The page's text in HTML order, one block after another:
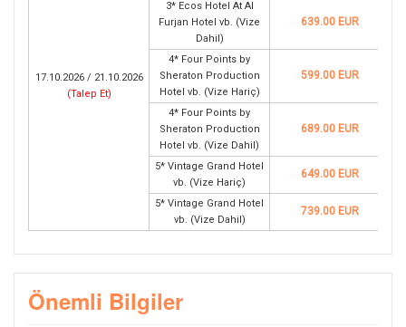
17.10.2026 / 21.10.2026
(Talep Et)
3* Ecos Hotel At Al
Furjan Hotel vb. (Vize
Dahil)
639.00 EUR
4* Four Points by
Sheraton Production
Hotel vb. (Vize Hariç)
599.00 EUR
4* Four Points by
Sheraton Production
Hotel vb. (Vize Dahil)
689.00 EUR
5* Vintage Grand Hotel
vb. (Vize Hariç)
649.00 EUR
5* Vintage Grand Hotel
vb. (Vize Dahil)
739.00 EUR
Önemli Bilgiler